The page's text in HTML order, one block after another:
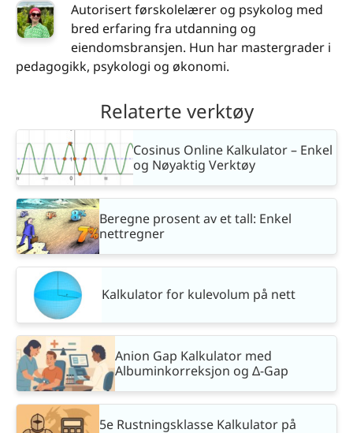
Autorisert førskolelærer og psykolog med
bred erfaring fra utdanning og
eiendomsbransjen. Hun har mastergrader i
pedagogikk, psykologi og økonomi.
Relaterte verktøy
Cosinus Online Kalkulator – Enkel
og Nøyaktig Verktøy
Beregne prosent av et tall: Enkel
nettregner
Kalkulator for kulevolum på nett
Anion Gap Kalkulator med
Albuminkorreksjon og Δ-Gap
5e Rustningsklasse Kalkulator på